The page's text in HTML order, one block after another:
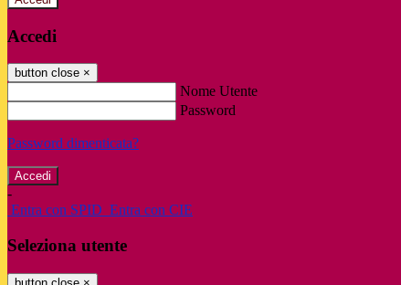
Accedi
button close ×
Nome Utente
Password
Password dimenticata?
-
Entra con SPID Entra con CIE
Seleziona utente